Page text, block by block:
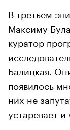
В третьем
Максиму
куратор
Балицкая.
появилось
них не
устаревает и